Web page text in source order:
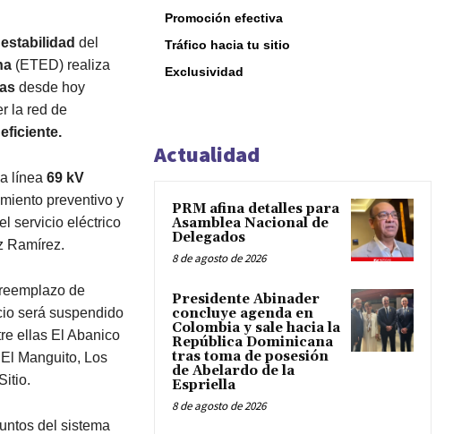
del
(ETED) realiza
desde hoy
la red de
línea 69 kV
preventivo y
servicio eléctrico
Ramírez.
de
será suspendido
ellas El Abanico
Manguito, Los
del sistema
Promoción efectiva
Tráfico hacia tu sitio
Exclusividad
Actualidad
PRM afina detalles para
Asamblea Nacional de
Delegados
8 de agosto de 2026
Presidente Abinader
concluye agenda en
Colombia y sale hacia la
República Dominicana
tras toma de posesión
de Abelardo de la
Espriella
8 de agosto de 2026